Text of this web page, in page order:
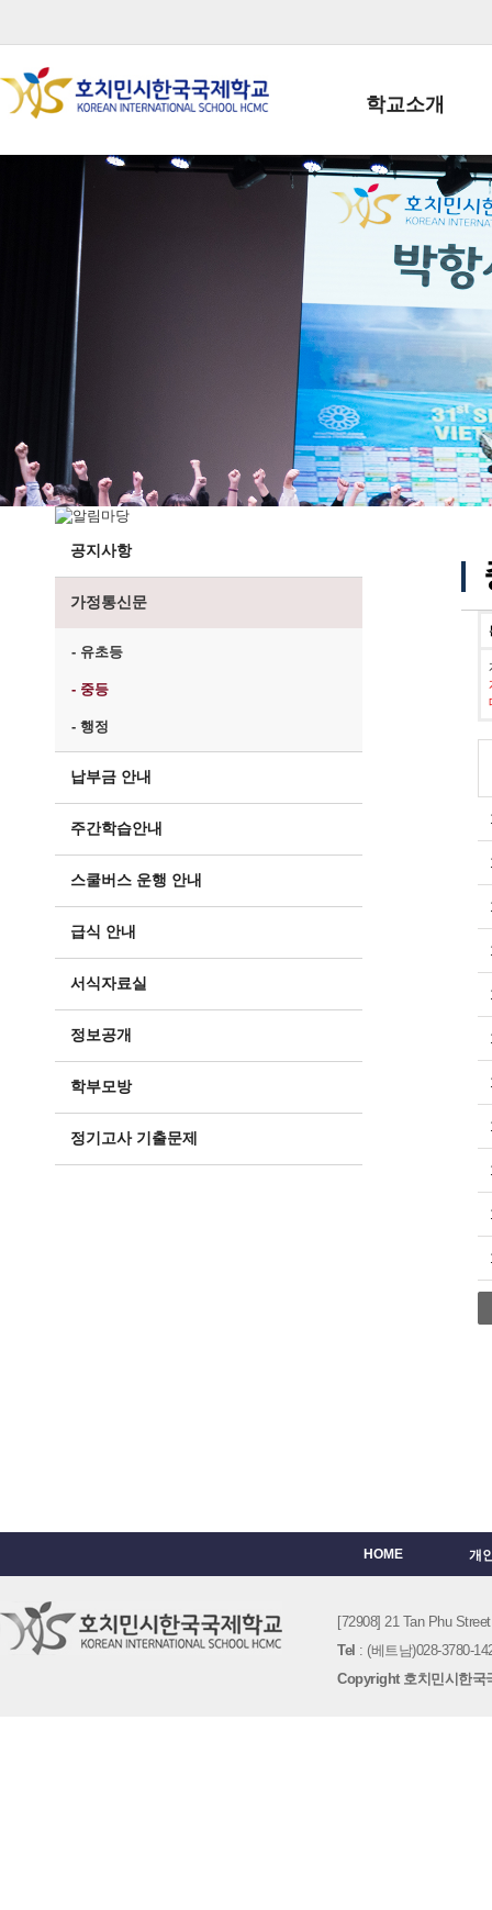
학교소개
학교장인사말
학생회장인사말
학교상징
학교 CI
교직원현황
학생현황
위치/전화
전경사진
공지사항
가정통신문
- 유초등
- 중등
- 행정
납부금 안내
주간학습안내
스쿨버스 운행 안내
급식 안내
서식자료실
정보공개
학부모방
정기고사 기출문제
HOME 개
[72908] 21 Tan Phu
Tel : (베트남)028-3780-
Copyright 호치민시한국